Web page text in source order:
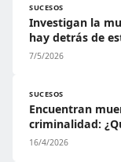
SUCESOS
Investigan la
hay detrás de
7/5/2026
SUCESOS
Encuentran
criminalidad:
16/4/2026